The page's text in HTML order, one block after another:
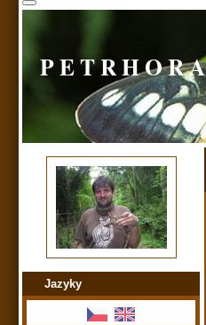
P E T R H O R A
Jazyky